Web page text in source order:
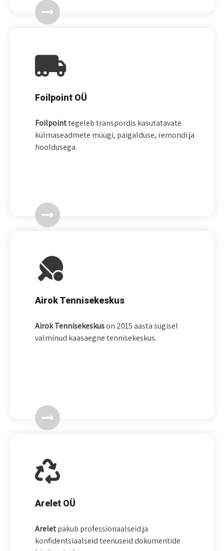
Foilpoint OÜ
Foilpointtegeleb transpordis kasutatavate
külmaseadmete müügi, paigalduse, remondi ja
hooldusega.
Airok Tennisekeskus
Airok Tennisekeskuson 2015 aasta sügisel
valminud kaasaegne tennisekeskus.
Arelet OÜ
Areletpakub professionaalseid ja
konfidentsiaalseid teenuseid dokumentide